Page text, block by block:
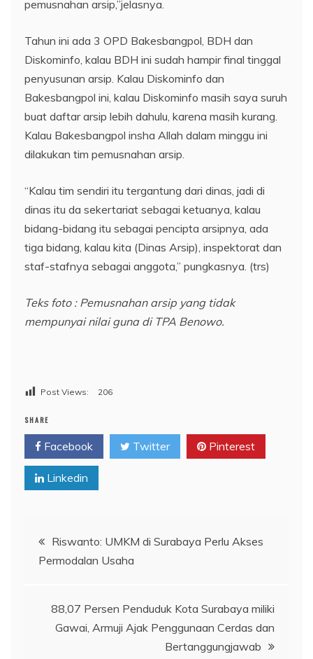
pemusnahan arsip,”jelasnya.
Tahun ini ada 3 OPD Bakesbangpol, BDH dan
Diskominfo, kalau BDH ini sudah hampir final tinggal
penyusunan arsip. Kalau Diskominfo dan
Bakesbangpol ini, kalau Diskominfo masih saya suruh
buat daftar arsip lebih dahulu, karena masih kurang.
Kalau Bakesbangpol insha Allah dalam minggu ini
dilakukan tim pemusnahan arsip.
“Kalau tim sendiri itu tergantung dari dinas, jadi di
dinas itu da sekertariat sebagai ketuanya, kalau
bidang-bidang itu sebagai pencipta arsipnya, ada
tiga bidang, kalau kita (Dinas Arsip), inspektorat dan
staf-stafnya sebagai anggota,” pungkasnya. (trs)
Teks foto : Pemusnahan arsip yang tidak
mempunyai nilai guna di TPA Benowo.
Post Views: 206
SHARE
Facebook Twitter Pinterest
Linkedin
Navigasi
pos
Riswanto: UMKM di Surabaya Perlu Akses
Permodalan Usaha
88,07 Persen Penduduk Kota Surabaya miliki
Gawai, Armuji Ajak Penggunaan Cerdas dan
Bertanggungjawab